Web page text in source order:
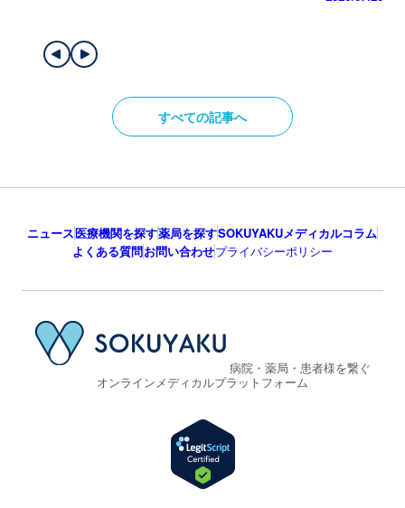
すべての記事へ
ニュース医療機関を探す薬局を探すSOKUYAKUメディカルコラム
よくある質問お問い合わせプライバシーポリシー
病院・薬局・患者様を繋ぐ
オンラインメディカルプラットフォーム